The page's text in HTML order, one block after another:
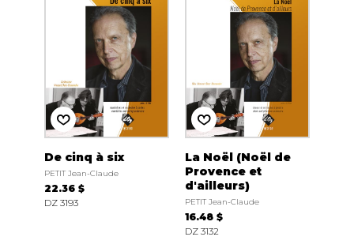
De cinq à six
PETIT Jean-Claude
22.36 $
DZ 3193
La Noël (Noël de
Provence et
d'ailleurs)
PETIT Jean-Claude
16.48 $
DZ 3132